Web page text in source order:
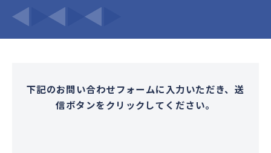
下記のお問い合わせフォームに入力いただき、送
信ボタンをクリックしてください。